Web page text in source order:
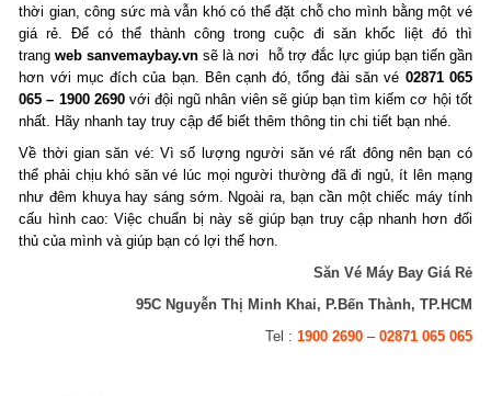
thời gian, công sức mà vẫn khó có thể đặt chỗ cho mình bằng một vé
giá rẻ. Để có thể thành công trong cuộc đi săn khốc liệt đó thì
trangweb sanvemaybay.vn sẽ là nơi hỗ trợ đắc lực giúp bạn tiến gần
hơn với mục đích của bạn. Bên cạnh đó, tổng đài săn vé 02871 065
065 – 1900 2690với đội ngũ nhân viên sẽ giúp bạn tìm kiếm cơ hội tốt
nhất. Hãy nhanh tay truy cập để biết thêm thông tin chi tiết bạn nhé.
Về thời gian săn vé: Vì số lượng người săn vé rất đông nên bạn có
thể phải chịu khó săn vé lúc mọi người thường đã đi ngủ, ít lên mạng
như đêm khuya hay sáng sớm. Ngoài ra, bạn cần một chiếc máy tính
cấu hình cao: Việc chuẩn bị này sẽ giúp bạn truy cập nhanh hơn đối
thủ của mình và giúp bạn có lợi thế hơn.
Săn Vé Máy Bay Giá Rẻ
95C Nguyễn Thị Minh Khai, P.Bến Thành, TP.HCM
Tel : 1900 2690– 02871 065 065